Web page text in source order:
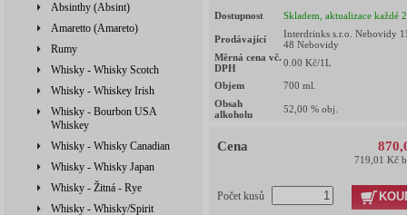
Absinthy (Absint)
Amaretto (Amareto)
Rumy
Whisky - Whisky Scotch
Whisky - Whiskey Irish
Whisky - Bourbon USA
Whiskey
Whisky - Whisky Canadian
Whisky - Whisky Japan
Whisky - Žitná - Rye
Whisky - Whisky/Spirit
Dostupnost Skladem, aktualizace každé
Prodávající
Interdrinks s.r.o. Nebovidy
48 Nebovidy
Měrná cena vč.
DPH
0.00 Kč/1L
Objem 700 ml.
Obsah
alkoholu
52,00 % obj.
Cena
719,01 Kč
Počet kusů